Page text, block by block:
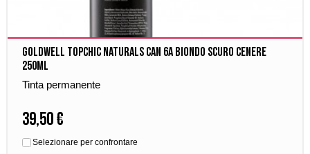
Goldwell Topchic Naturals Can 6A Biondo Scuro Cenere
250ml
Tinta permanente
39,50 €
Selezionare per confrontare